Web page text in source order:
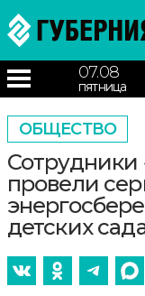
07.08
пятница
ОБЩЕСТВО
Сотрудники
провели
детских